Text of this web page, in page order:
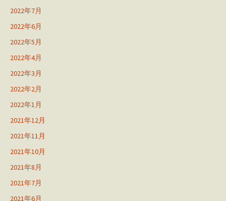
2022年7月
2022年6月
2022年5月
2022年4月
2022年3月
2022年2月
2022年1月
2021年12月
2021年11月
2021年10月
2021年8月
2021年7月
2021年6月